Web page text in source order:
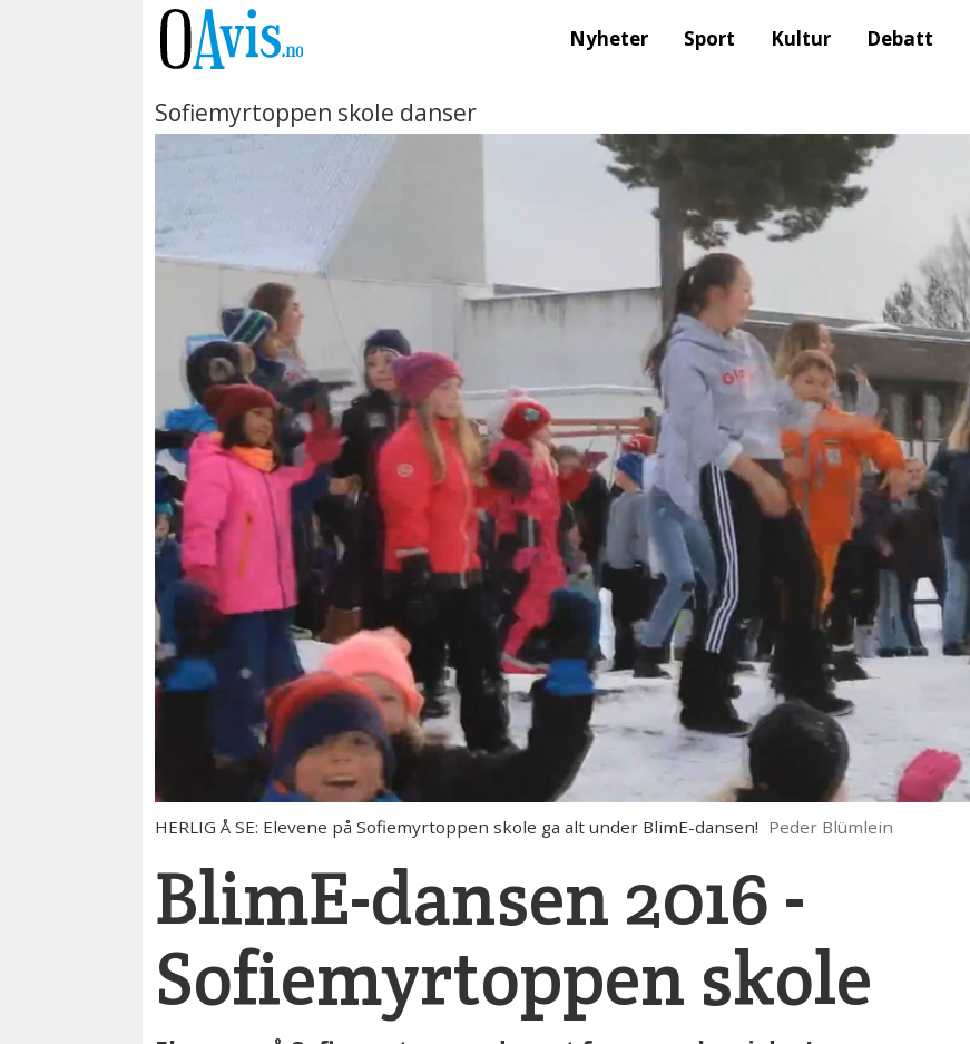
Nyheter Sport Kultur Debatt
Sofiemyrtoppen skole danser
HERLIG Å SE: Elevene på Sofiemyrtoppen skole ga alt under BlimE-dansen! Peder Blümlein
BlimE-dansen 2016 -
Sofiemyrtoppen skole